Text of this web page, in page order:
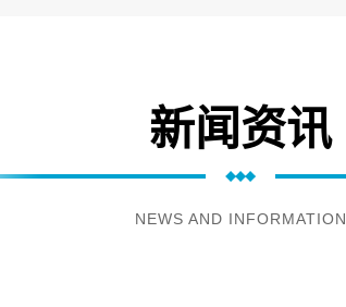
新闻资讯
NEWS AND INFORMATION